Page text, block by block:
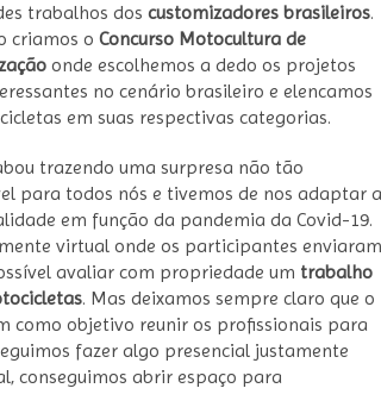
trabalhos dos customizadores brasileiros.
criamos o Concurso Motocultura de
onde escolhemos a dedo os projetos
no cenário brasileiro e elencamos
em suas respectivas categorias.
trazendo uma surpresa não tão
para todos nós e tivemos de nos adaptar a
em função da pandemia da Covid-19.
virtual onde os participantes enviaram
avaliar com propriedade um trabalho
. Mas deixamos sempre claro que o
como objetivo reunir os profissionais para
fazer algo presencial justamente
conseguimos abrir espaço para